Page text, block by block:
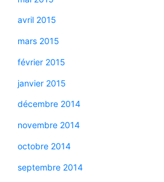
avril 2015
mars 2015
février 2015
janvier 2015
décembre 2014
novembre 2014
octobre 2014
septembre 2014